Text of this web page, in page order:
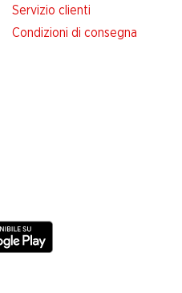
Servizio clienti
Condizioni di consegna